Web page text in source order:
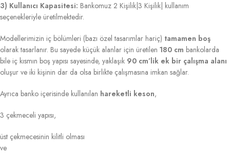
3) Kullanıcı Kapasitesi: Bankomuz 2 Kişilik|3 Kişilik| kullanım
seçenekleriyle üretilmektedir.
Modellerimizin iç bölümleri (bazı özel tasarımlar hariç) tamamen boş
olarak tasarlanır. Bu sayede küçük alanlar için üretilen 180 cm bankolarda
bile iç kısmın boş yapısı sayesinde, yaklaşık 90 cm’lik ek bir çalışma alanı
oluşur ve iki kişinin dar da olsa birlikte çalışmasına imkan sağlar.
Ayrıca banko içerisinde kullanılan hareketli keson,
3 çekmeceli yapısı,
üst çekmecesinin kilitli olması
ve